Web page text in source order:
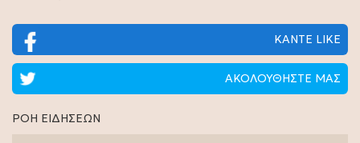
ΚΑΝΤΕ LIKE
ΑΚΟΛΟΥΘΗΣΤΕ ΜΑΣ
ΡΟΗ ΕΙΔΗΣΕΩΝ